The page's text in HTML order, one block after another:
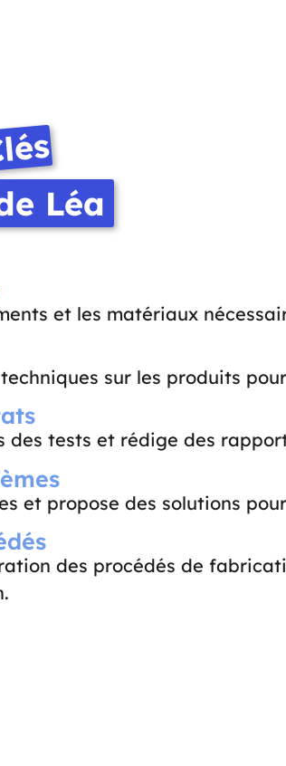
Léa
et les matériaux
sur les produits
des tests et rédige des
et propose des solutions
des procédés de